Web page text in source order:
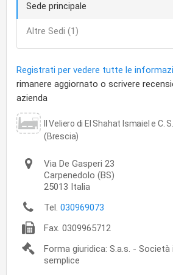
Sede principale
Altre Sedi (1)
Registrati per vedere tutte le
rimanere aggiornato o scrivere
azienda
Il Veliero di El Shahat Ismaiel e C.
(Brescia)
Via De Gasperi 23
Carpenedolo (BS)
25013 Italia
Tel. 030969073
Fax. 0309965712
Forma giuridica: S.a.s. -
semplice